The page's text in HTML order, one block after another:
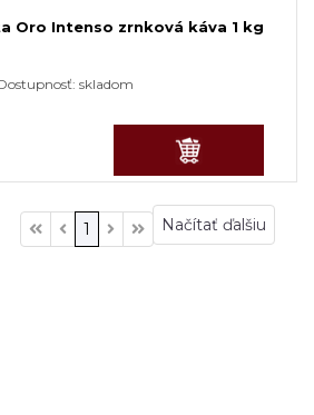
Oro Intenso zrnková káva 1 kg
skladom
Načítať ďalšiu
1